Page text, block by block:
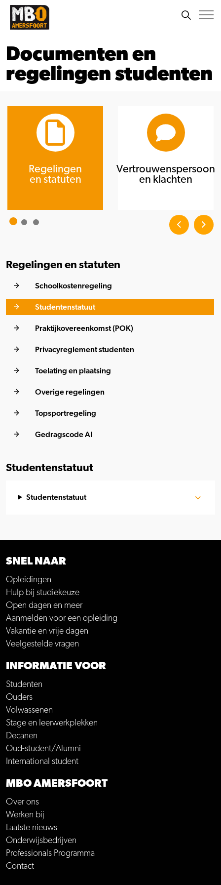
Documenten en
regelingen studenten
Regelingen
en statuten
Vertrouwenspersoon
en klachten
Regelingen en statuten
Schoolkostenregeling
Studentenstatuut
Praktijkovereenkomst (POK)
Privacyreglement studenten
Toelating en plaatsing
Overige regelingen
Topsportregeling
Gedragscode AI
Studentenstatuut
Studentenstatuut
SNEL NAAR
Opleidingen
Hulp bij studiekeuze
Open dagen en meer
Aanmelden voor een opleiding
Vakantie en vrije dagen
Veelgestelde vragen
INFORMATIE VOOR
Studenten
Ouders
Volwassenen
Stage en leerwerkplekken
Decanen
Oud-student/Alumni
International student
MBO AMERSFOORT
Over ons
Werken bij
Laatste nieuws
Onderwijsbedrijven
Professionals Programma
Contact